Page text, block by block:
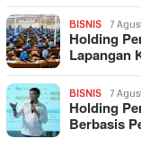
BISNIS 7
Holding
Lapangan
BISNIS 7
Holding
Berbasis